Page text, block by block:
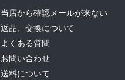
当店から確認メールが来ない
返品、交換について
よくある質問
お問い合わせ
送料について